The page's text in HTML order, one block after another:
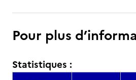
Pour plus
Statistiques :